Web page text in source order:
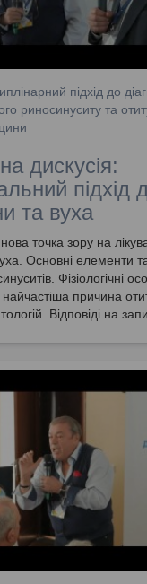
підхід до
риносинуситу та
дискусія:
підхід
та вуха
точка зору на
Основні елементи
Фізіологічні
причина
Відповіді на
техніки видалення
до лікування та
Порушення